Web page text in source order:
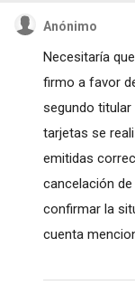
Anónimo
Necesitaría
firmo a favor
segundo titular
tarjetas se
emitidas
cancelación
confirmar la
cuenta